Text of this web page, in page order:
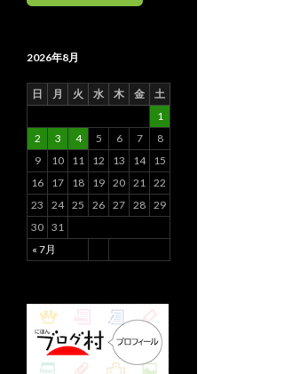
2026年8月
日 月 火 水 木 金 土
« 7月
1
2
3 4 5 6 7
8
9
10 11 12 13 14
15
16
17 18 19 20 21 22
23
24 25 26 27 28 29
30 31